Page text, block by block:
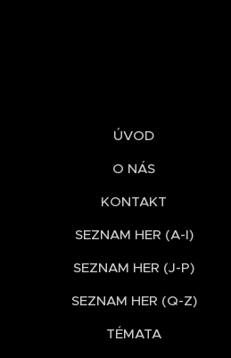
ÚVOD
O NÁS
KONTAKT
SEZNAM HER (A-I)
SEZNAM HER (J-P)
SEZNAM HER (Q-Z)
TÉMATA